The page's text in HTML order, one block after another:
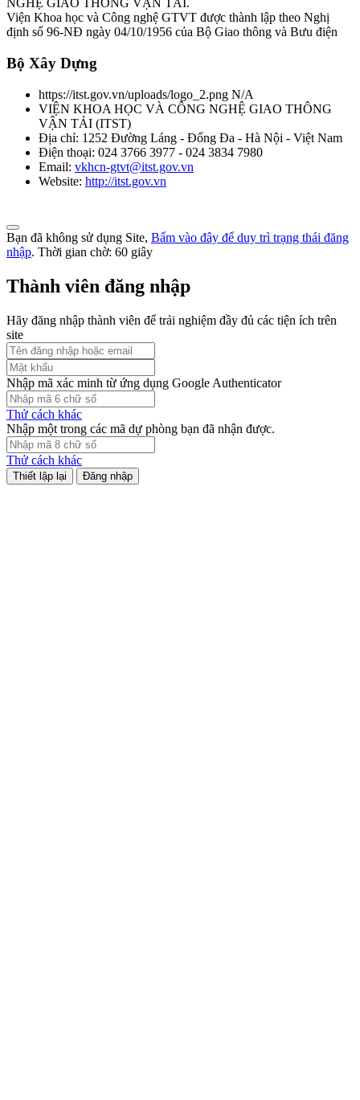
NGHỆ GIAO THÔNG VẬN TẢI.
Viện Khoa học và Công nghệ GTVT được thành lập theo Nghị
định số 96-NĐ ngày 04/10/1956 của Bộ Giao thông và Bưu điện
Bộ Xây Dựng
https://itst.gov.vn/uploads/logo_2.png N/A
VIỆN KHOA HỌC VÀ CÔNG NGHỆ GIAO THÔNG
VẬN TẢI (ITST)
Địa chỉ: 1252 Đường Láng - Đống Đa - Hà Nội - Việt Nam
Điện thoại: 024 3766 3977 - 024 3834 7980
Email: vkhcn-gtvt@itst.gov.vn
Website: http://itst.gov.vn
Bạn đã không sử dụng Site, Bấm vào đây để duy trì trạng thái đăng
nhập. Thời gian chờ: 60 giây
Thành viên đăng nhập
Hãy đăng nhập thành viên để trải nghiệm đầy đủ các tiện ích trên
site
Nhập mã xác minh từ ứng dụng Google Authenticator
Thử cách khác
Nhập một trong các mã dự phòng bạn đã nhận được.
Thử cách khác
Đăng nhập